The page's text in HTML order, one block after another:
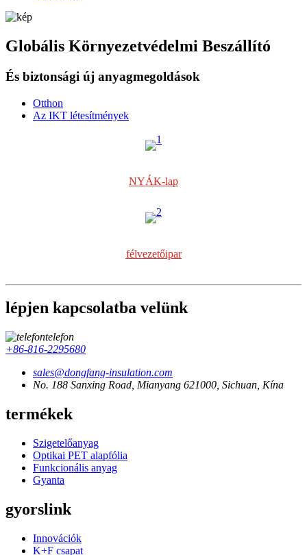
Globális Környezetvédelmi Beszállító
És biztonsági új anyagmegoldások
Otthon
Az IKT létesítmények
NYÁK-lap
félvezetőipar
lépjen kapcsolatba velünk
telefon
+86-816-2295680
sales@dongfang-insulation.com
No. 188 Sanxing Road, Mianyang 621000, Sichuan, Kína
termékek
Szigetelőanyag
Optikai PET alapfólia
Funkcionális anyag
Gyanta
gyorslink
Innovációk
K+F csapat